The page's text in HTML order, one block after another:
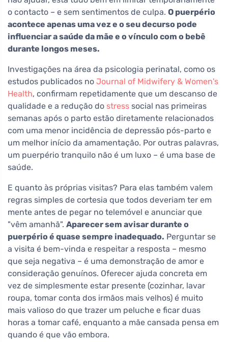
o contacto – e sem sentimentos de culpa. O puerpério
acontece apenas uma vez e o seu decurso pode
influenciar a saúde da mãe e o vínculo com o bebê
durante longos meses.
Investigações na área da psicologia perinatal, como os
estudos publicados no Journal of Midwifery & Women's
Health, confirmam repetidamente que um descanso de
qualidade e a redução do stress social nas primeiras
semanas após o parto estão diretamente relacionados
com uma menor incidência de depressão pós-parto e
um melhor início da amamentação. Por outras palavras,
um puerpério tranquilo não é um luxo – é uma base de
saúde.
E quanto às próprias visitas? Para elas também valem
regras simples de cortesia que todos deveriam ter em
mente antes de pegar no telemóvel e anunciar que
"vêm amanhã". Aparecer sem avisar durante o
puerpério é quase sempre inadequado. Perguntar se
a visita é bem-vinda e respeitar a resposta – mesmo
que seja negativa – é uma demonstração de amor e
consideração genuínos. Oferecer ajuda concreta em
vez de simplesmente estar presente (cozinhar, lavar
roupa, tomar conta dos irmãos mais velhos) é muito
mais valioso do que trazer um peluche e ficar duas
horas a tomar café, enquanto a mãe cansada pensa em
quando é que vão embora.